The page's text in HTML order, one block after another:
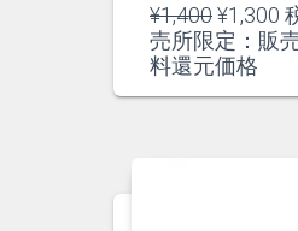
¥1,400元
の
価
¥1,300
売所限定：販
料還元価格